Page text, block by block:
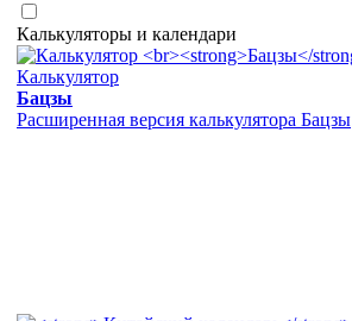
Калькуляторы и календари
Калькулятор
Бацзы
Расширенная версия калькулятора Бацзы